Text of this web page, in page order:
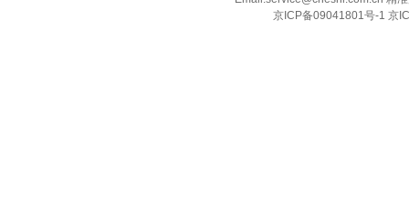
京ICP备09041801号-1 京